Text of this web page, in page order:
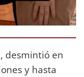
desmintió en
y hasta